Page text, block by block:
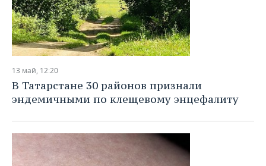
13 май, 12:20
В Татарстане 30 районов признали
эндемичными по клещевому энцефалиту